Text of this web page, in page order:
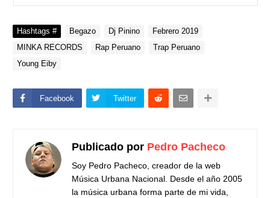
Hashtags # Begazo Dj Pinino
Febrero 2019
MINKA RECORDS
Rap Peruano
Trap Peruano
Young Eiby
Facebook Twitter
Publicado por Pedro Pacheco
Soy Pedro Pacheco, creador de la web
Música Urbana Nacional. Desde el año 2005
la música urbana forma parte de mi vida,